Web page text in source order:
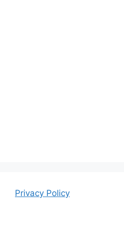
Privacy Policy